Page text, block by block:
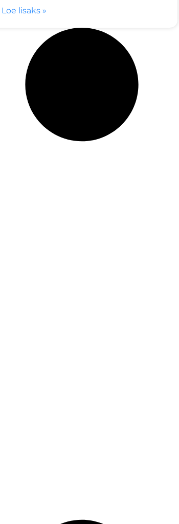
Loe lisaks »